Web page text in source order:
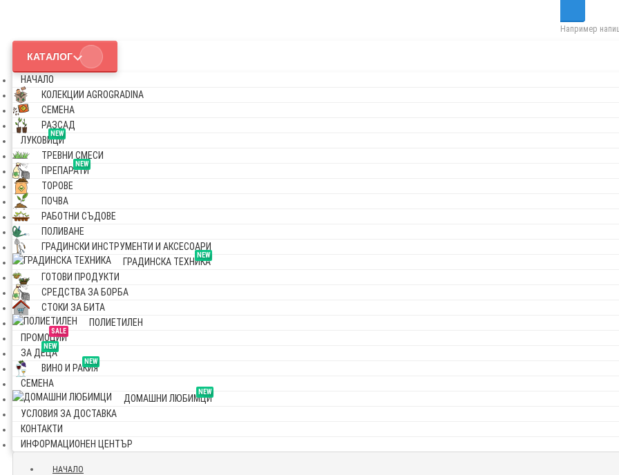
Например
КАТАЛОГ
НАЧАЛО
КОЛЕКЦИИ AGROGRADINA
СЕМЕНА
РАЗСАД
NEW
ЛУКОВИЦИ
ТРЕВНИ СМЕСИ
NEW
ПРЕПАРАТИ
ТОРОВЕ
ПОЧВА
РАБОТНИ СЪДОВЕ
ПОЛИВАНЕ
ГРАДИНСКИ ИНСТРУМЕНТИ И АКСЕСОАРИ
NEW
ГРАДИНСКА ТЕХНИКА
ГОТОВИ ПРОДУКТИ
СРЕДСТВА ЗА БОРБА
СТОКИ ЗА БИТА
ПОЛИЕТИЛЕН
SALE
ПРОМОЦИИ
NEW
ЗА ДЕЦА
NEW
ВИНО И РАКИЯ
СЕМЕНА
NEW
ДОМАШНИ ЛЮБИМЦИ
УСЛОВИЯ ЗА ДОСТАВКА
КОНТАКТИ
ИНФОРМАЦИОНЕН ЦЕНТЪР
НАЧАЛО